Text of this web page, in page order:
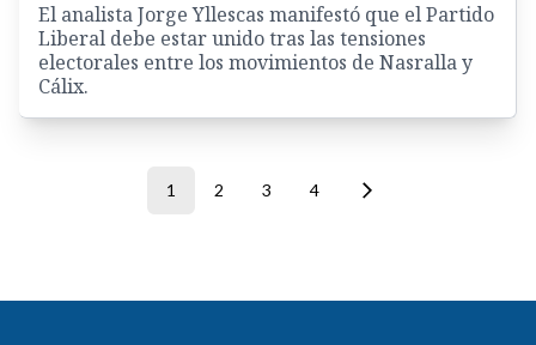
El analista Jorge Yllescas manifestó que el Partido
Liberal debe estar unido tras las tensiones
electorales entre los movimientos de Nasralla y
Cálix.
1 2 3 4